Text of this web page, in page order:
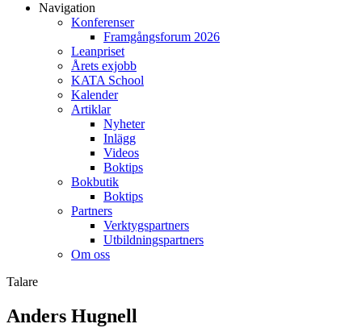
Navigation
Konferenser
Framgångsforum 2026
Leanpriset
Årets exjobb
KATA School
Kalender
Artiklar
Nyheter
Inlägg
Videos
Boktips
Bokbutik
Boktips
Partners
Verktygspartners
Utbildningspartners
Om oss
Talare
Anders Hugnell